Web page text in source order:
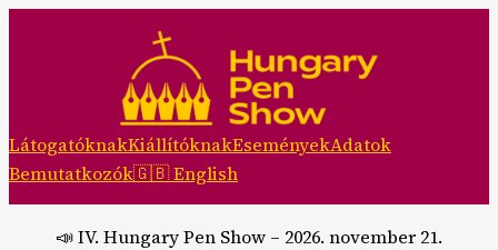
LátogatóknakKiállítóknakEseményekAdatok
Bemutatkozók🇬🇧 English
📣 IV. Hungary Pen Show – 2026. november 21.